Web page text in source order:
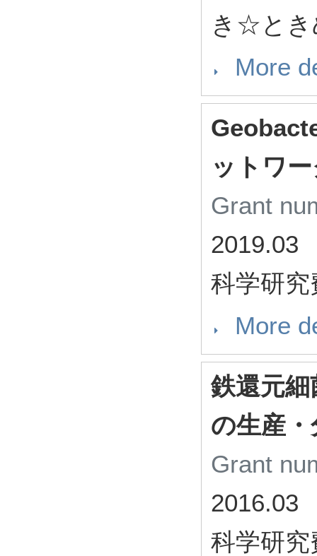
き☆とき
More
ットワ
Grant
2019.03
科学研
More
鉄還元
の生産
Grant
2016.03
科学研